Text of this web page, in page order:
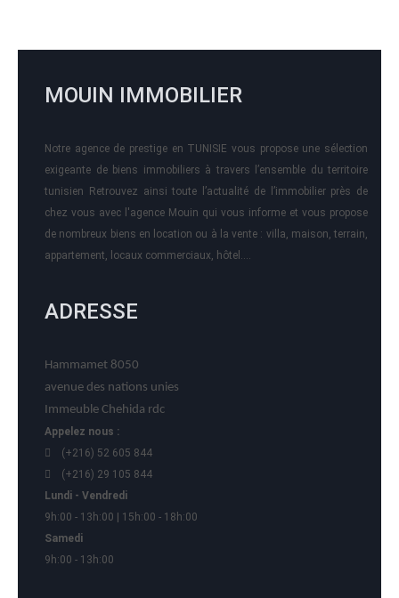
MOUIN IMMOBILIER
Notre agence de prestige en TUNISIE vous propose une sélection
exigeante de biens immobiliers à travers l’ensemble du territoire
tunisien Retrouvez ainsi toute l’actualité de l’immobilier près de
chez vous avec l'agence Mouin qui vous informe et vous propose
de nombreux biens en location ou à la vente : villa, maison, terrain,
appartement, locaux commerciaux, hôtel….
ADRESSE
Hammamet 8050
avenue des nations unies
Immeuble Chehida rdc
Appelez nous :
(+216) 52 605 844
(+216) 29 105 844
Lundi - Vendredi
9h:00 - 13h:00 | 15h:00 - 18h:00
Samedi
9h:00 - 13h:00